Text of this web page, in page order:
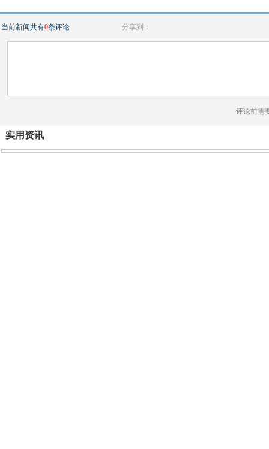
当前新闻共有0条评论 分享到：
评论前需
实用资讯